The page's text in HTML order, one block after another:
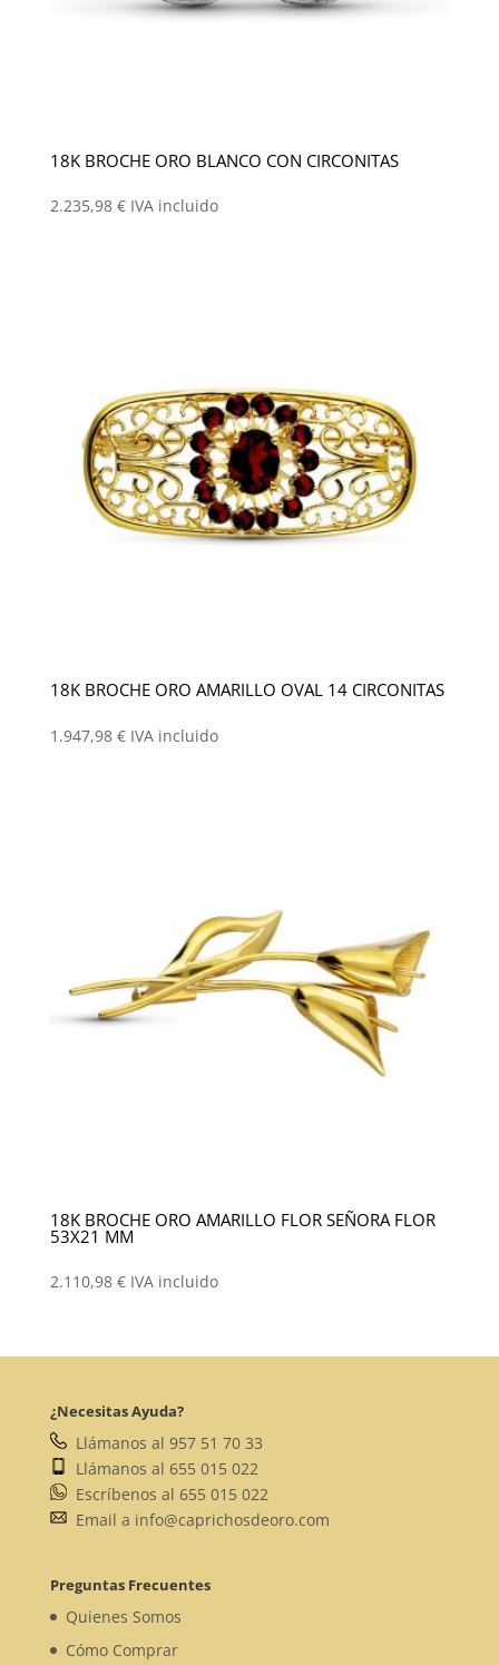
18K BROCHE ORO BLANCO CON CIRCONITAS
2.235,98 € IVA incluido
18K BROCHE ORO AMARILLO OVAL 14 CIRCONITAS
1.947,98 € IVA incluido
18K BROCHE ORO AMARILLO FLOR SEÑORA FLOR
53X21 MM
2.110,98 € IVA incluido
¿Necesitas Ayuda?
Llámanos al 957 51 70 33
Llámanos al 655 015 022
Escríbenos al 655 015 022
Email a info@caprichosdeoro.com
Preguntas Frecuentes
Quienes Somos
Cómo Comprar